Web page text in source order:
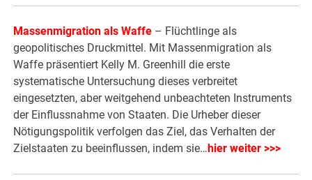
Massenmigration als Waffe – Flüchtlinge als
geopolitisches Druckmittel. Mit Massenmigration als
Waffe präsentiert Kelly M. Greenhill die erste
systematische Untersuchung dieses verbreitet
eingesetzten, aber weitgehend unbeachteten Instruments
der Einflussnahme von Staaten. Die Urheber dieser
Nötigungspolitik verfolgen das Ziel, das Verhalten der
Zielstaaten zu beeinflussen, indem sie…hier weiter >>>